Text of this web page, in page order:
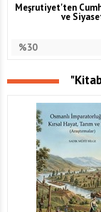
Meşrutiyet'ten
ve
%30